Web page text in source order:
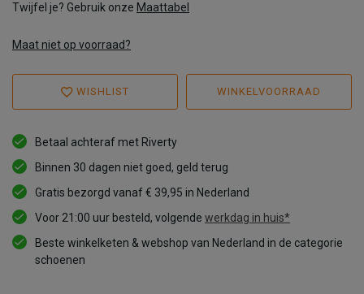
Twijfel je? Gebruik onze Maattabel
Maat niet op voorraad?
WISHLIST WINKELVOORRAAD
Betaal achteraf met Riverty
Binnen 30 dagen niet goed, geld terug
Gratis bezorgd vanaf € 39,95 in Nederland
Voor 21:00 uur besteld, volgende werkdag in huis*
Beste winkelketen & webshop van Nederland in de categorie
schoenen